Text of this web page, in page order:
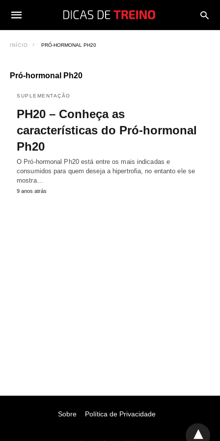
INÍCIO PRÓ-HORMONAL PH20
Pró-hormonal Ph20
SUPLEMENTAÇÃO
PH20 – Conheça as
características do Pró-hormonal
Ph20
O Pró-hormonal Ph20 está entre os mais indicadas e
consumidos para quem deseja a hipertrofia, no entanto ele se
mostra…
9 anos atrás
Sobre Política de Privacidade